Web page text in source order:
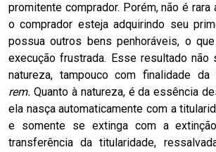
promitente comprador. Porém, não é
o comprador esteja adquirindo seu
possua outros bens penhoráveis, o
execução frustrada. Esse resultado não
natureza, tampouco com finalidade da
rem. Quanto à natureza, é da essência
ela nasça automaticamente com a
e somente se extinga com a
transferência da titularidade,